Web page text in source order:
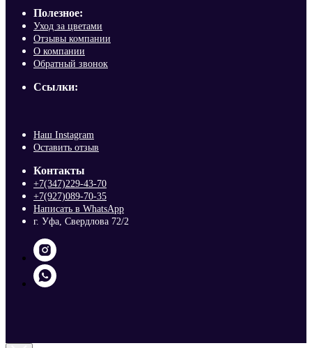
Полезное:
Уход за цветами
Отзывы компании
О компании
Обратный звонок
Ссылки:
Наш Instagram
Оставить отзыв
Контакты
+7(347)229-43-70
+7(927)089-70-35
Написать в WhatsApp
г. Уфа, Свердлова 72/2